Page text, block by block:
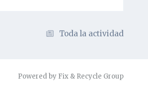
Toda la actividad
Powered by Fix & Recycle Group